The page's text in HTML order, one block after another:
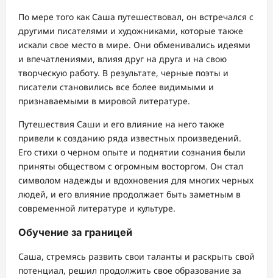
По мере того как Саша путешествовал, он встречался с
другими писателями и художниками, которые также
искали свое место в мире. Они обменивались идеями
и впечатлениями, влияя друг на друга и на свою
творческую работу. В результате, черные поэты и
писатели становились все более видимыми и
признаваемыми в мировой литературе.
Путешествия Саши и его влияние на него также
привели к созданию ряда известных произведений.
Его стихи о черном опыте и поднятии сознания были
приняты обществом с огромным восторгом. Он стал
символом надежды и вдохновения для многих черных
людей, и его влияние продолжает быть заметным в
современной литературе и культуре.
Обучение за границей
Саша, стремясь развить свои таланты и раскрыть свой
потенциал, решил продолжить свое образование за